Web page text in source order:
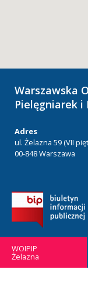
Warszawska
Pielęgniarek i
Adres
ul. Żelazna 59 (VII
00-848 Warszawa
WOIPIP
Żelazna